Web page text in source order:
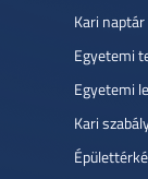
Kari naptár
Egyetemi
Egyetemi
Kari